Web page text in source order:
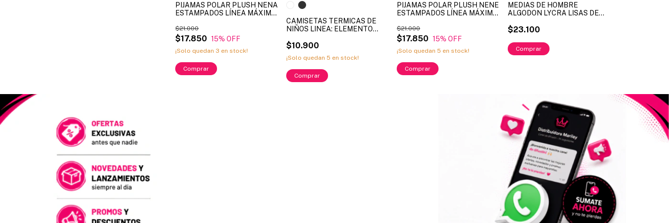
PIJAMAS POLAR PLUSH NENA
ESTAMPADOS LÍNEA MÁXIMA.
DISPONIBLES: 4-6-8-12-14-16
(X MAYOR) COLOR SEGÚN
STOCK DISPONIBLE
$17.850
$21.000
15% OFF
¡Solo quedan 3 en stock!
Comprar
CAMISETAS TERMICAS DE
NIÑOS LINEA: ELEMENTO
DISPONIBLES 2 -4 - 6 - 8 - 10 -
$10.900
¡Solo quedan 5 en stock!
Comprar
PIJAMAS POLAR PLUSH NENE
ESTAMPADOS LÍNEA MÁXIMA.
DISPONIBLES: 4-6-8-12-14-16
(X MAYOR) COLOR SEGÚN
STOCK DISPONIBLE
$17.850
$21.000
15% OFF
¡Solo quedan5 en stock!
Comprar
MEDIAS DE HOMBRE
ALGODON LYCRA LISAS DE
ART: ELF2021 (X DOCENA)
$23.100